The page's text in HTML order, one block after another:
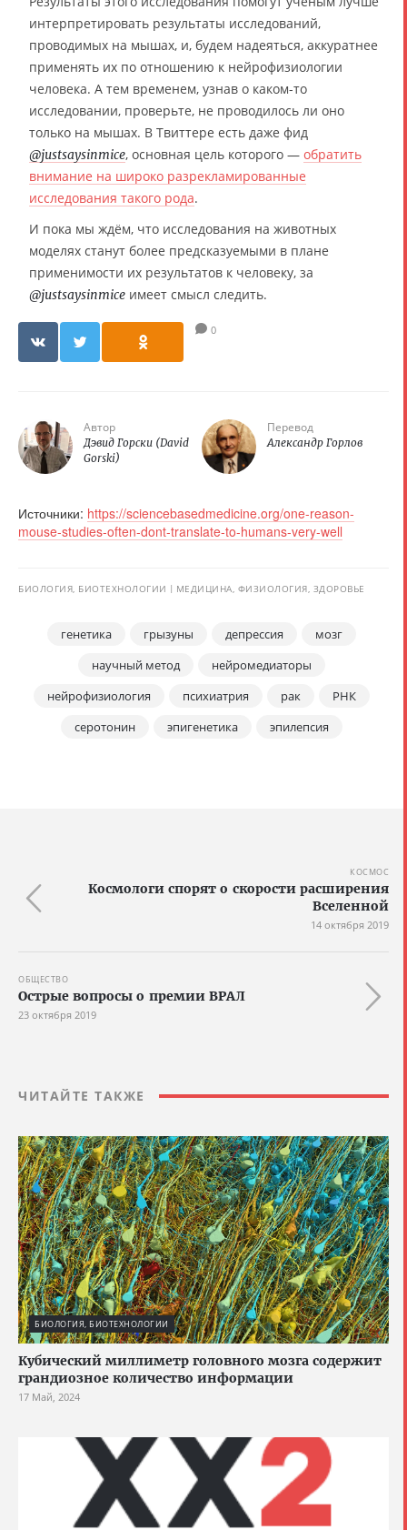
интерпретировать результаты исследований,
проводимых на мышах, и, будем надеяться, аккуратнее
применять их по отношению к нейрофизиологии
человека. А тем временем, узнав о каком-то
исследовании, проверьте, не проводилось ли оно
только на мышах. В Твиттере есть даже фид
@justsaysinmice, основная цель которого — обратить
внимание на широко разрекламированные
исследования такого рода.
И пока мы ждём, что исследования на животных
моделях станут более предсказуемыми в плане
применимости их результатов к человеку, за
@justsaysinmice имеет смысл следить.
0
Автор
Дэвид Горски (David
Gorski)
Перевод
Александр Горлов
Источники: https://sciencebasedmedicine.org/one-reason-
mouse-studies-often-dont-translate-to-humans-very-well
БИОЛОГИЯ, БИОТЕХНОЛОГИИ МЕДИЦИНА, ФИЗИОЛОГИЯ, ЗДОРОВЬЕ
генетика грызуны депрессия
мозг
научный метод
нейромедиаторы
нейрофизиология
психиатрия рак
РНК
серотонин
эпигенетика эпилепсия
КОСМОС
Космологи спорят о скорости расширения
Вселенной
14 октября 2019
ОБЩЕСТВО
Острые вопросы о премии ВРАЛ
23 октября 2019
ЧИТАЙТЕ ТАКЖЕ
БИОЛОГИЯ, БИОТЕХНОЛОГИИ
Кубический миллиметр головного мозга содержит
грандиозное количество информации
17 Май, 2024